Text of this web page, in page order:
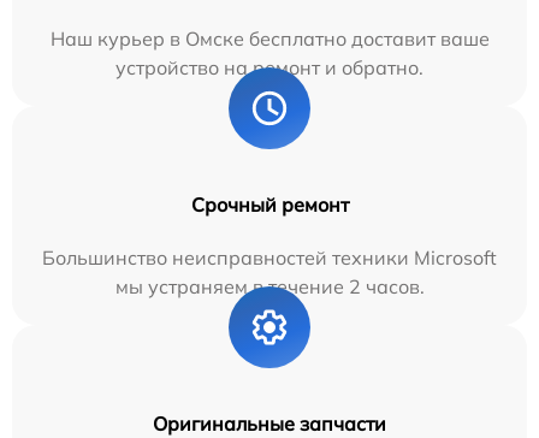
Наш курьер в Омске бесплатно доставит ваше
устройство на ремонт и обратно.
Срочный ремонт
Большинство неисправностей техники Microsoft
мы устраняем в течение 2 часов.
Оригинальные запчасти